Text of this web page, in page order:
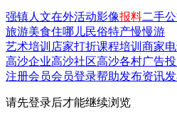
强镇人文在外活动影像报料二手
旅游美食住哪儿民俗特产慢慢游
艺术培训 店家打折课程培训 商家
高沙企业高沙社区高沙各村广告
注册会员会员登录帮助发布资讯
请先登录后才能继续浏览